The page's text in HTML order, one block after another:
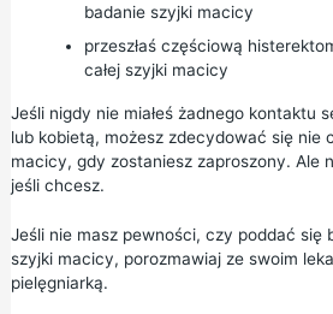
badanie szyjki macicy
przeszłaś częściową
całej szyjki macicy
Jeśli nigdy nie miałeś żadnego kontaktu
lub kobietą, możesz zdecydować się nie
macicy, gdy zostaniesz zaproszony. Ale
jeśli chcesz.
Jeśli nie masz pewności, czy poddać się
szyjki macicy, porozmawiaj ze swoim
pielęgniarką.